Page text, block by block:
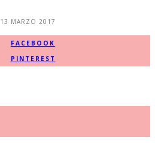
13 MARZO 2017
FACEBOOK
PINTEREST